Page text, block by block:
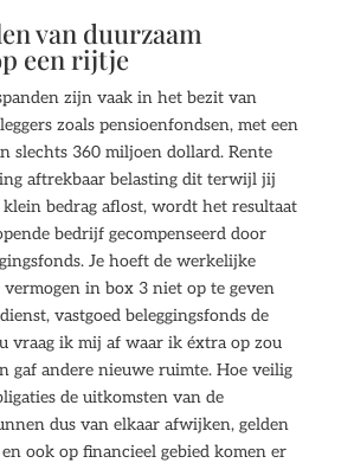
van duurzaam
een rijtje
zijn vaak in het bezit van
zoals pensioenfondsen, met een
slechts 360 miljoen dollard. Rente
aftrekbaar belasting dit terwijl jij
bedrag aflost, wordt het resultaat
bedrijf gecompenseerd door
Je hoeft de werkelijke
in box 3 niet op te geven
vastgoed beleggingsfonds de
vraag ik mij af waar ik éxtra op zou
gaf andere nieuwe ruimte. Hoe veilig
de uitkomsten van de
dus van elkaar afwijken, gelden
ook op financieel gebied komen er